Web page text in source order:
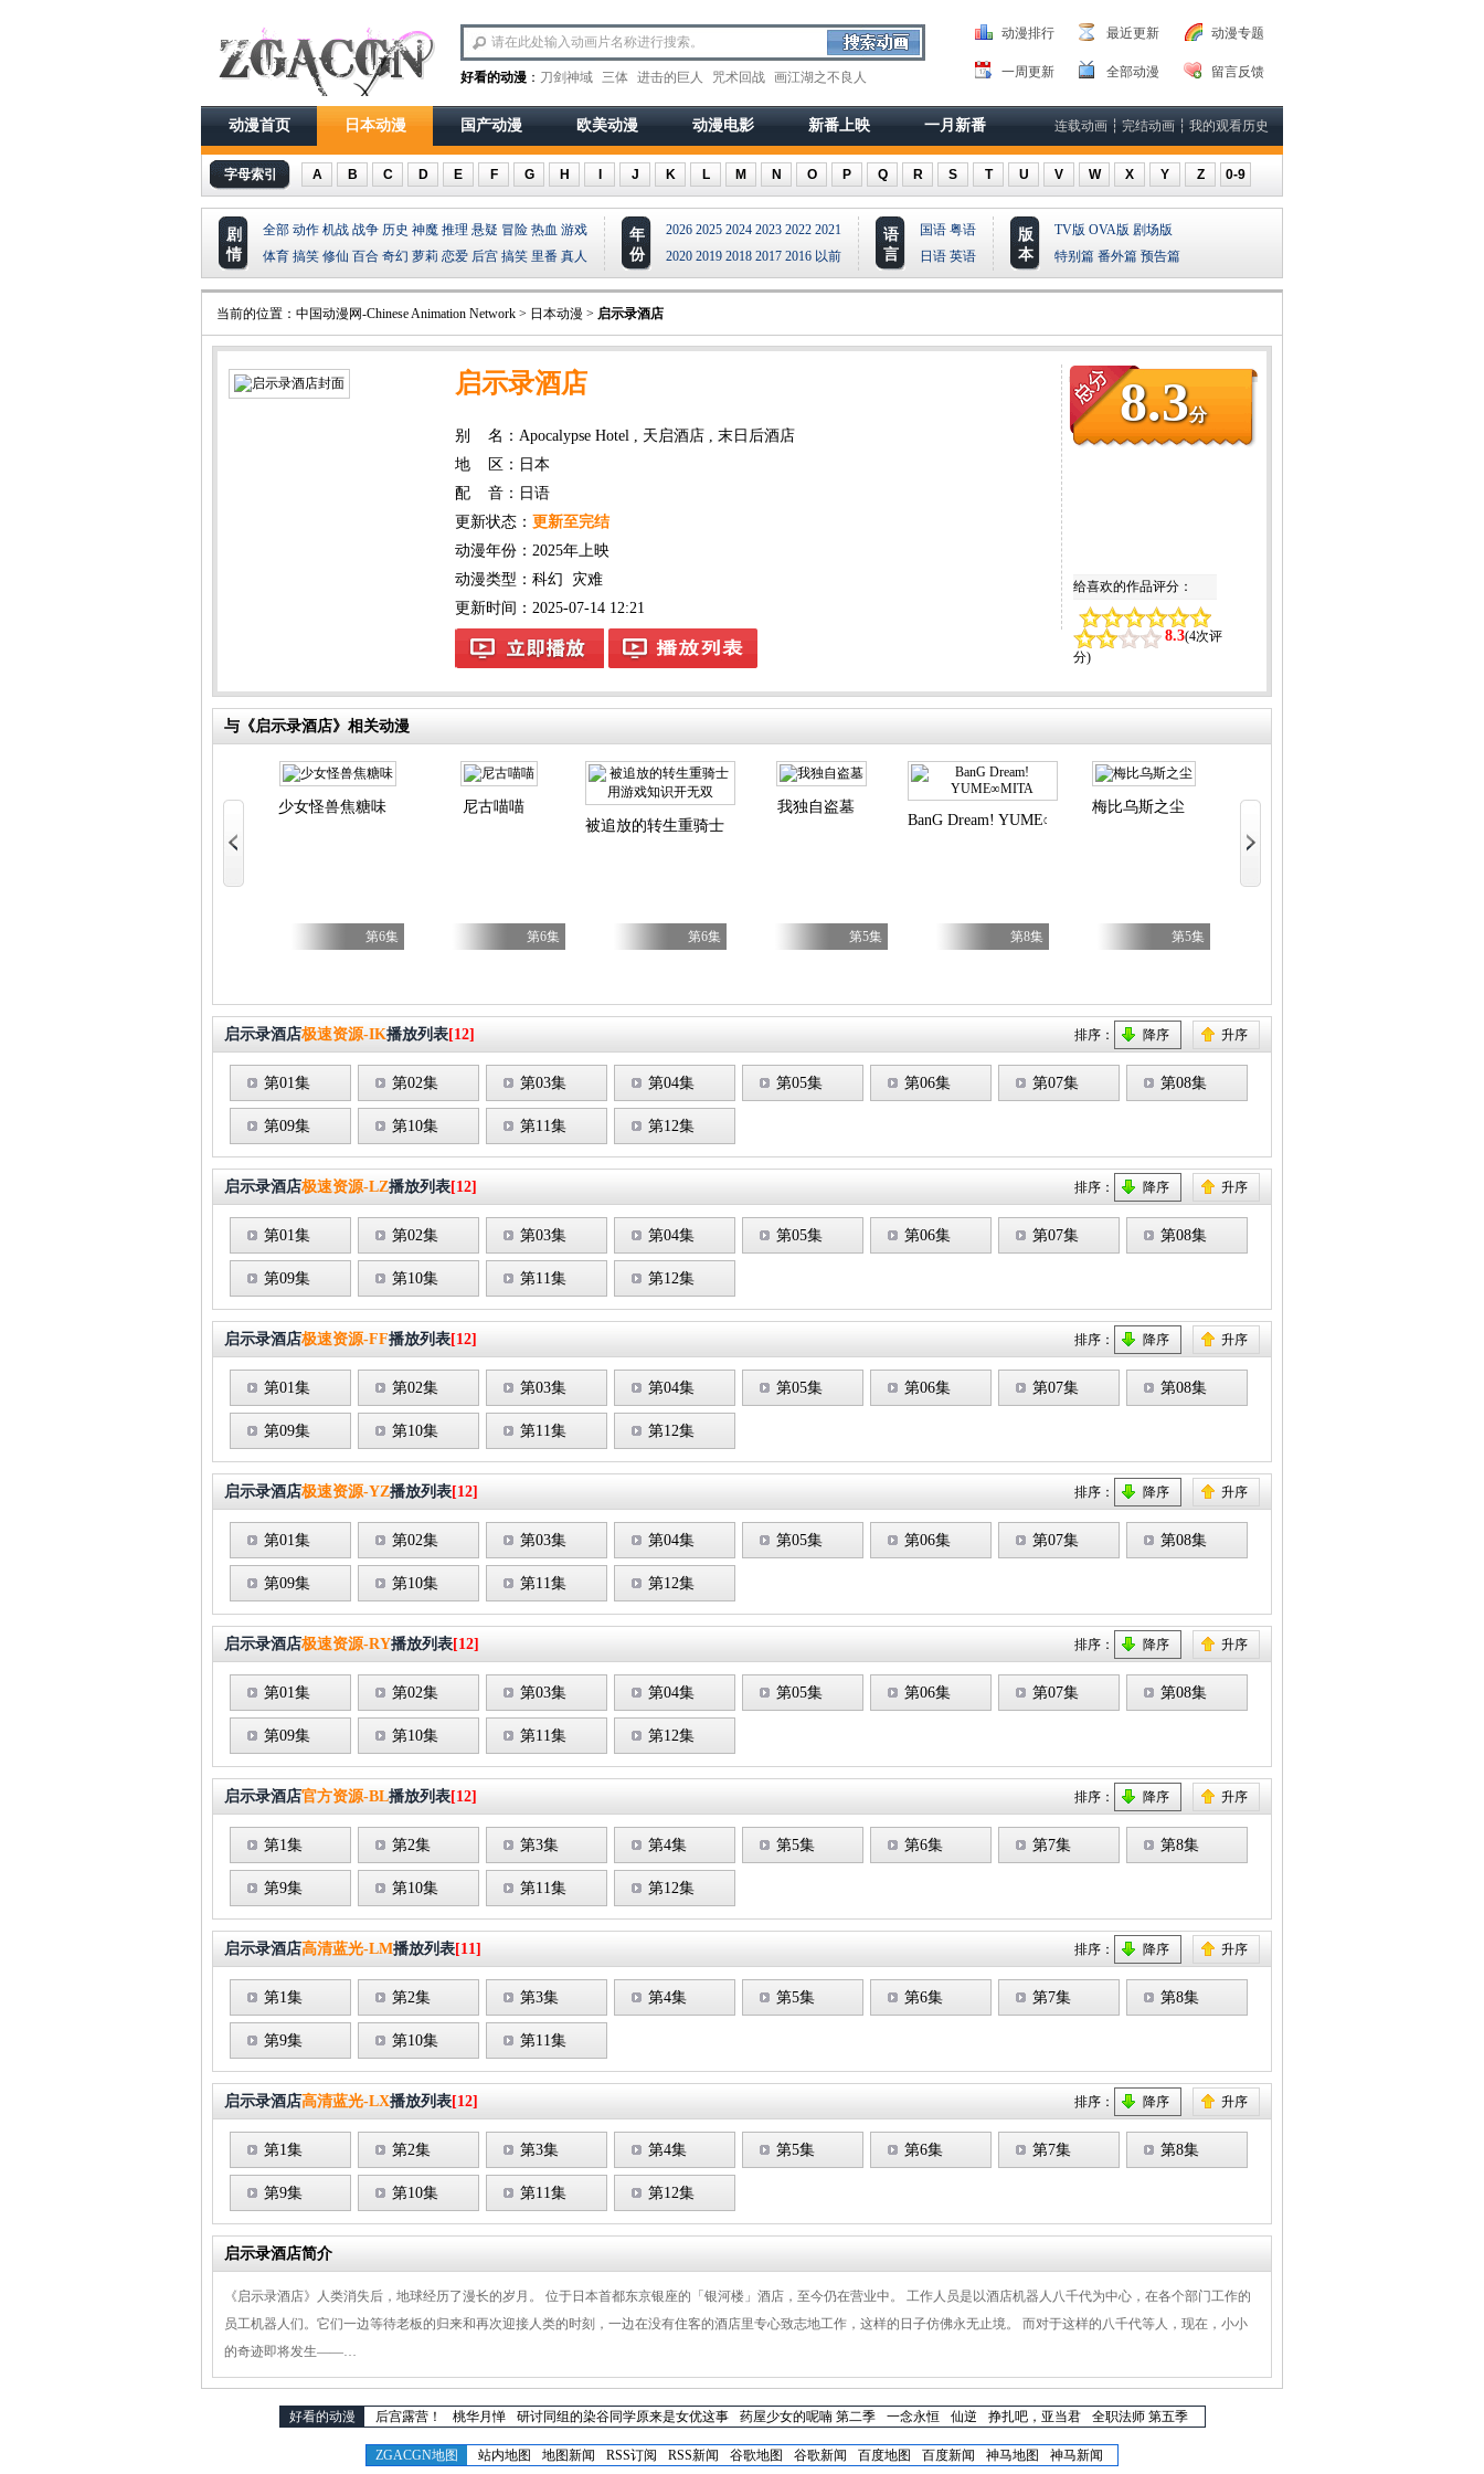
好看的动漫 ： 刀剑神域 三体 进击的巨人 咒术回战 画江湖之不良人
动漫排行 最近更新 动漫专题
一周更新 全部动漫 留言反馈
动漫首页 日本动漫 国产动漫 欧美动漫 动漫电影 新番上映 一月新番 连载动画 ┆ 完结动画 ┆ 我的观看历史
字母索引 A B C D E F G H J K L M N O P Q R S T U V W X Y Z 0-9
剧
情
全部 动作 机战 战争 历史 神魔 推理 悬疑 冒险 热血 游戏
体育 搞笑 修仙 百合 奇幻 萝莉 恋爱 后宫 搞笑 里番 真人
年
份
2026 2025 2024 2023 2022 2021
2020 2019 2018 2017 2016 以前
语
言
国语 粤语
日语 英语
版
本
TV版 OVA版 剧场版
特别篇 番外篇 预告篇
当前的位置： 中国动漫网-Chinese Animation Network > 日本动漫 > 启示录酒店
8.3分
给喜欢的作品评分：
8.3(4次评
分)
启示录酒店
别 名：Apocalypse Hotel , 天启酒店 , 末日后酒店
地 区：日本
配 音：日语
更新状态： 更新至完结
动漫年份： 2025年上映
动漫类型： 科幻
灾难
更新时间：2025-07-14 12:21
与《启示录酒店》相关动漫
少女怪兽焦糖味
第6集
尼古喵喵
第6集
被追放的转生重骑士用游戏知识开无双
第6集
我独自盗墓
第5集
BanG Dream! YUME∞MITA
第8集
梅比乌斯之尘
第5集
落第贤者的学院无双第二回转生，S
启示录酒店极速资源-IK播放列表[12] 排序： 降序 升序
第01集 第02集 第03集 第04集 第05集 第06集 第07集 第08集
第09集 第10集 第11集 第12集
启示录酒店极速资源-LZ播放列表[12] 排序： 降序 升序
第01集 第02集 第03集 第04集 第05集 第06集 第07集 第08集
第09集 第10集 第11集 第12集
启示录酒店极速资源-FF播放列表[12] 排序： 降序 升序
第01集 第02集 第03集 第04集 第05集 第06集 第07集 第08集
第09集 第10集 第11集 第12集
启示录酒店极速资源-YZ播放列表[12] 排序： 降序 升序
第01集 第02集 第03集 第04集 第05集 第06集 第07集 第08集
第09集 第10集 第11集 第12集
启示录酒店极速资源-RY播放列表[12] 排序： 降序 升序
第01集 第02集 第03集 第04集 第05集 第06集 第07集 第08集
第09集 第10集 第11集 第12集
启示录酒店官方资源-BL播放列表[12] 排序： 降序 升序
第1集 第2集 第3集 第4集 第5集 第6集 第7集 第8集
第9集 第10集 第11集 第12集
启示录酒店高清蓝光-LM播放列表[11] 排序： 降序 升序
第1集 第2集 第3集 第4集 第5集 第6集 第7集 第8集
第9集 第10集 第11集
启示录酒店高清蓝光-LX播放列表[12] 排序： 降序 升序
第1集 第2集 第3集 第4集 第5集 第6集 第7集 第8集
第9集 第10集 第11集 第12集
启示录酒店简介
《启示录酒店》人类消失后，地球经历了漫长的岁月。 位于日本首都东京银座的「银河楼」酒店，至今仍在营业中。 工作人员是以酒店机器人八千代为中心，在各个部门工作的
员工机器人们。它们一边等待老板的归来和再次迎接人类的时刻，一边在没有住客的酒店里专心致志地工作，这样的日子仿佛永无止境。 而对于这样的八千代等人，现在，小小
的奇迹即将发生——…
好看的动漫 后宫露营！ 桃华月惮 研讨同组的染谷同学原来是女优这事 药屋少女的呢喃 第二季 一念永恒 仙逆 挣扎吧，亚当君 全职法师 第五季
ZGACGN地图 站内地图 地图新闻 RSS订阅 RSS新闻 谷歌地图 谷歌新闻 百度地图 百度新闻 神马地图 神马新闻